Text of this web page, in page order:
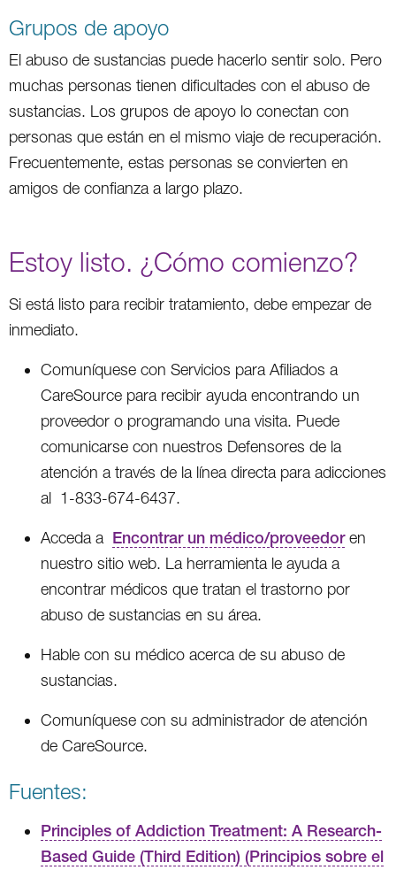
Grupos de apoyo
El abuso de sustancias puede hacerlo sentir solo. Pero
muchas personas tienen dificultades con el abuso de
sustancias. Los grupos de apoyo lo conectan con
personas que están en el mismo viaje de recuperación.
Frecuentemente, estas personas se convierten en
amigos de confianza a largo plazo.
Estoy listo. ¿Cómo comienzo?
Si está listo para recibir tratamiento, debe empezar de
inmediato.
Comuníquese con Servicios para Afiliados a
CareSource para recibir ayuda encontrando un
proveedor o programando una visita. Puede
comunicarse con nuestros Defensores de la
atención a través de la línea directa para adicciones
al 1-833-674-6437.
Acceda a Encontrar un médico/proveedoren
nuestro sitio web. La herramienta le ayuda a
encontrar médicos que tratan el trastorno por
abuso de sustancias en su área.
Hable con su médico acerca de su abuso de
sustancias.
Comuníquese con su administrador de atención
de CareSource.
Fuentes:
Principles of Addiction Treatment: A Research-
Based Guide (Third Edition) (Principios sobre el